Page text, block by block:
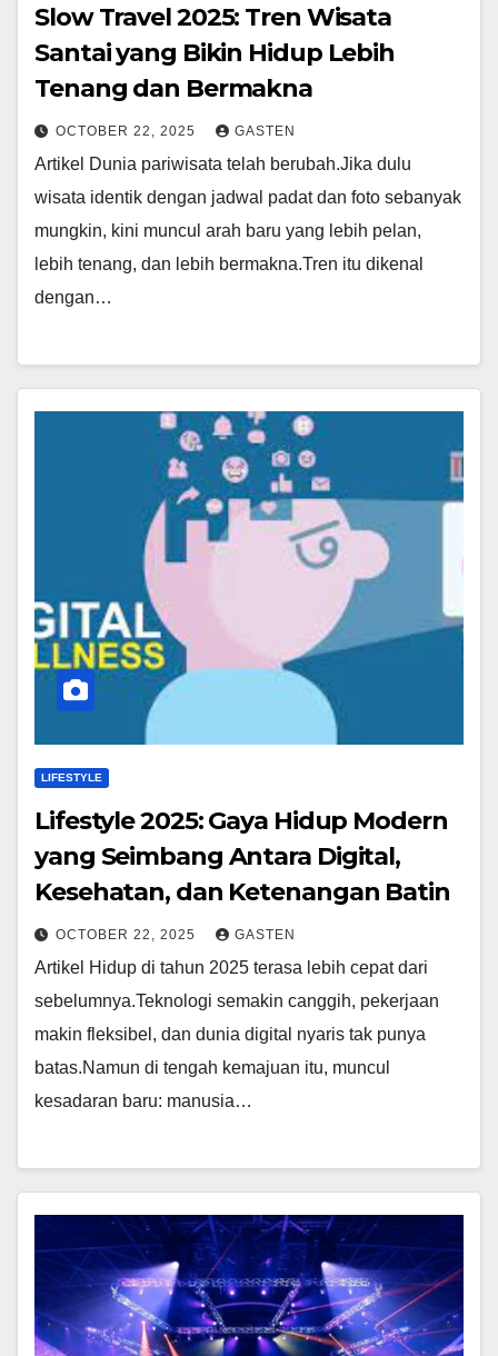
Slow Travel 2025: Tren Wisata
Santai yang Bikin Hidup Lebih
Tenang dan Bermakna
OCTOBER 22, 2025 GASTEN
Artikel Dunia pariwisata telah berubah.Jika dulu
wisata identik dengan jadwal padat dan foto sebanyak
mungkin, kini muncul arah baru yang lebih pelan,
lebih tenang, dan lebih bermakna.Tren itu dikenal
dengan…
LIFESTYLE
Lifestyle 2025: Gaya Hidup Modern
yang Seimbang Antara Digital,
Kesehatan, dan Ketenangan Batin
OCTOBER 22, 2025 GASTEN
Artikel Hidup di tahun 2025 terasa lebih cepat dari
sebelumnya.Teknologi semakin canggih, pekerjaan
makin fleksibel, dan dunia digital nyaris tak punya
batas.Namun di tengah kemajuan itu, muncul
kesadaran baru: manusia…